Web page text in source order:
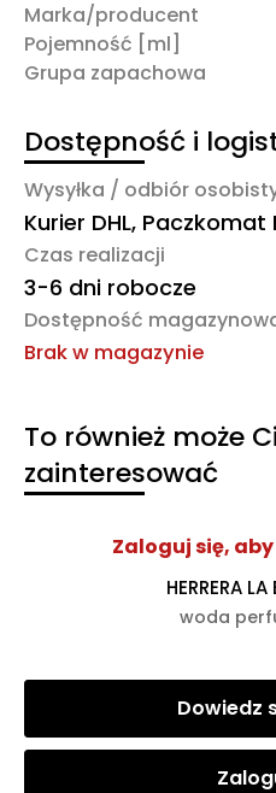
Marka/producent
Pojemność [ml]
Grupa zapachowa
Dostępność i
Wysyłka / odbiór
Kurier DHL,
Czas realizacji
3-6 dni robocze
Dostępność
Brak w magazynie
To również może
zainteresować
Zaloguj się,
HERRERA
woda
Dowiedz